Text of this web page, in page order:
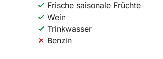
Frische saisonale Früchte
Wein
Trinkwasser
Benzin